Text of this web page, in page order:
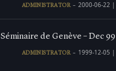
|
ADMINISTRATOR 2000-06-22
Séminaire de Genève – Dec 99
|
ADMINISTRATOR 1999-12-05